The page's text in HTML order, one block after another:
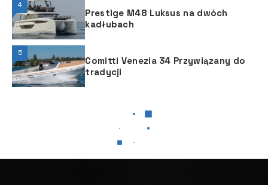
4
Prestige M48 Luksus na dwóch
kadłubach
5
Comitti Venezia 34 Przywiązany do
tradycji